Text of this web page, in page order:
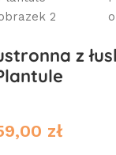
z
zł